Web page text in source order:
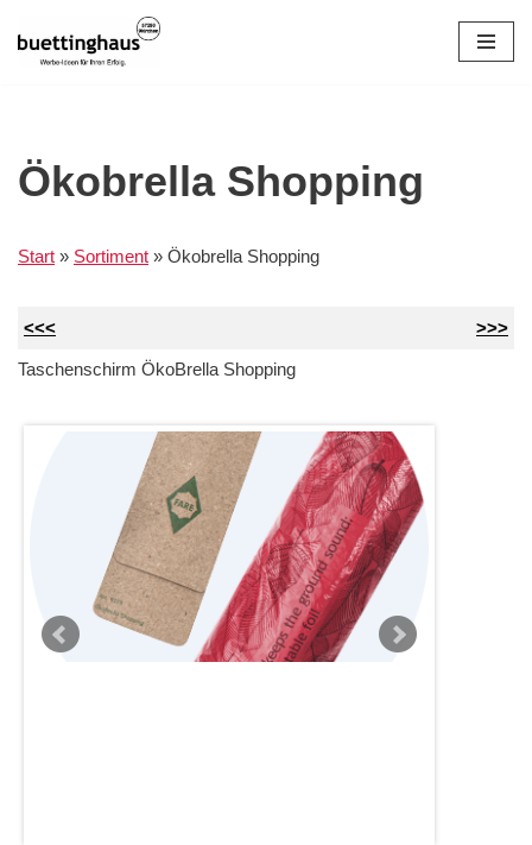
Zum
Ökobrella Shopping
Start » Sortiment » Ökobrella Shopping
<<< >>>
Taschenschirm ÖkoBrella Shopping